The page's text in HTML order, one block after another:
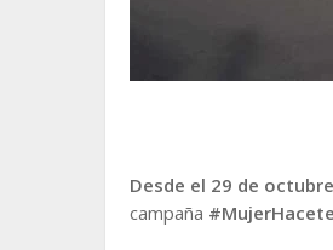
Desde el 29 de
campaña